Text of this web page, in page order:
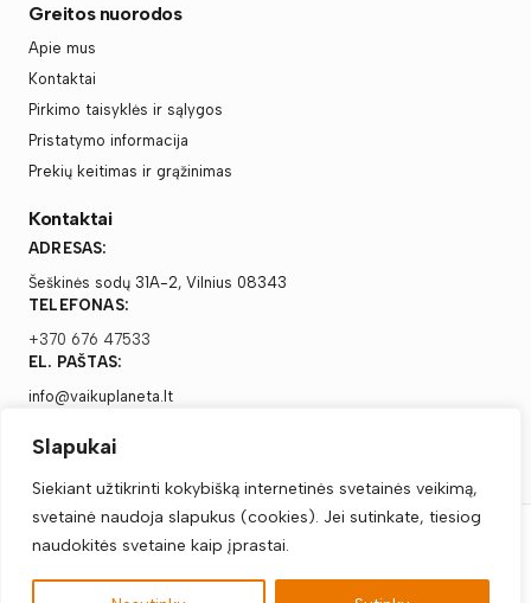
Slapukai
Siekiant užtikrinti kokybišką internetinės svetainės veikimą,
svetainė naudoja slapukus (cookies). Jei sutinkate, tiesiog
naudokitės svetaine kaip įprastai.
Greitos nuorodos
Apie mus
Kontaktai
Pirkimo taisyklės ir sąlygos
Pristatymo informacija
Prekių keitimas ir grąžinimas
Kontaktai
ADRESAS:
Šeškinės sodų 31A-2, Vilnius 08343
TELEFONAS:
+370 676 47533
EL. PAŠTAS:
info@vaikuplaneta.lt
Vaikų Planeta, Visos teisės saugomos © 2025